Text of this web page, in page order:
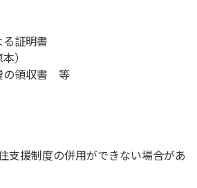
る証明書
）
の領収書 等
支援制度の併用ができない場合があ